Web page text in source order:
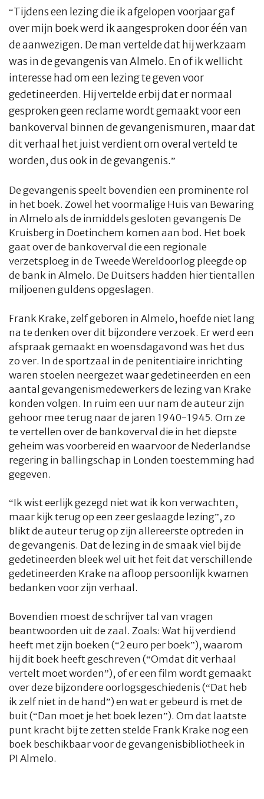
COLUMNS WHAT'S NEW(S) ECONOMIE SPORT
CULTUUR RADIO ABONNEMENT DONEREN MAGAZINE
“Tijdens een lezing die ik afgelopen voorjaar gaf
over mijn boek werd ik aangesproken door één van
de aanwezigen. De man vertelde dat hij werkzaam
was in de gevangenis van Almelo. En of ik wellicht
interesse had om een lezing te geven voor
gedetineerden. Hij vertelde erbij dat er normaal
gesproken geen reclame wordt gemaakt voor een
bankoverval binnen de gevangenismuren, maar dat
dit verhaal het juist verdient om overal verteld te
worden, dus ook in de gevangenis.”
De gevangenis speelt bovendien een prominente rol
in het boek. Zowel het voormalige Huis van Bewaring
in Almelo als de inmiddels gesloten gevangenis De
Kruisberg in Doetinchem komen aan bod. Het boek
gaat over de bankoverval die een regionale
verzetsploeg in de Tweede Wereldoorlog pleegde op
de bank in Almelo. De Duitsers hadden hier tientallen
miljoenen guldens opgeslagen.
Frank Krake, zelf geboren in Almelo, hoefde niet lang
na te denken over dit bijzondere verzoek. Er werd een
afspraak gemaakt en woensdagavond was het dus
zo ver. In de sportzaal in de penitentiaire inrichting
waren stoelen neergezet waar gedetineerden en een
aantal gevangenismedewerkers de lezing van Krake
konden volgen. In ruim een uur nam de auteur zijn
gehoor mee terug naar de jaren 1940-1945. Om ze
te vertellen over de bankoverval die in het diepste
geheim was voorbereid en waarvoor de Nederlandse
regering in ballingschap in Londen toestemming had
gegeven.
“Ik wist eerlijk gezegd niet wat ik kon verwachten,
maar kijk terug op een zeer geslaagde lezing”, zo
blikt de auteur terug op zijn allereerste optreden in
de gevangenis. Dat de lezing in de smaak viel bij de
gedetineerden bleek wel uit het feit dat verschillende
gedetineerden Krake na afloop persoonlijk kwamen
bedanken voor zijn verhaal.
Bovendien moest de schrijver tal van vragen
beantwoorden uit de zaal. Zoals: Wat hij verdiend
heeft met zijn boeken (“2 euro per boek”), waarom
hij dit boek heeft geschreven (“Omdat dit verhaal
vertelt moet worden”), of er een film wordt gemaakt
over deze bijzondere oorlogsgeschiedenis (“Dat heb
ik zelf niet in de hand”) en wat er gebeurd is met de
buit (“Dan moet je het boek lezen”). Om dat laatste
punt kracht bij te zetten stelde Frank Krake nog een
boek beschikbaar voor de gevangenisbibliotheek in
PI Almelo.